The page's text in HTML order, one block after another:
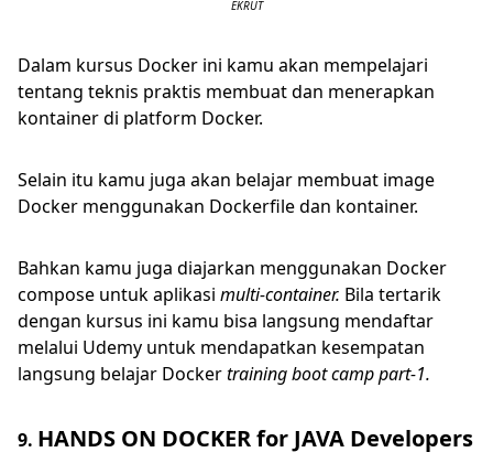
EKRUT
Dalam kursus Docker ini kamu akan mempelajari
tentang teknis praktis membuat dan menerapkan
kontainer di platform Docker.
Selain itu kamu juga akan belajar membuat image
Docker menggunakan Dockerfile dan kontainer.
Bahkan kamu juga diajarkan menggunakan Docker
compose untuk aplikasi multi-container. Bila tertarik
dengan kursus ini kamu bisa langsung mendaftar
melalui Udemy untuk mendapatkan kesempatan
langsung belajar Dockertraining boot camp part-1.
9. HANDS ON DOCKER for JAVA Developers